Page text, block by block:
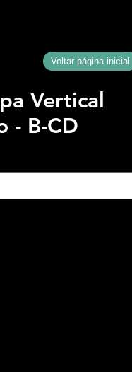
Vertical
- B-CD
Voltar página inicial